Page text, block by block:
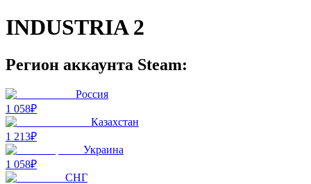
INDUSTRIA 2
Регион аккаунта Steam:
Россия
1 058₽
Казахстан
1 213₽
Украина
1 058₽
СНГ